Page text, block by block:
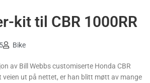
kit til CBR 1000RR
Bike
av Bill Webbs customiserte Honda CBR
veien ut på nettet, er han blitt møtt av mange